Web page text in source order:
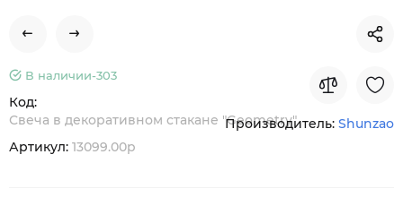
В наличии-303
Код:
Свеча в декоративном стакане "Geometry"
Артикул: 13099.00p
Производитель: Shunzao